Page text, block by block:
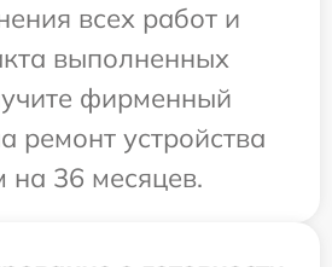
всех работ и
выполненных
фирменный
ремонт устройства
на 36 месяцев.